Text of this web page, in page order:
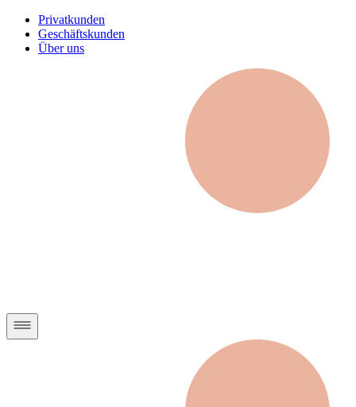
Privatkunden
Geschäftskunden
Über uns